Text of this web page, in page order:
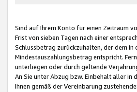
Sind auf Ihrem Konto für einen Zeitraum
Frist von sieben Tagen nach einer
Schlussbetrag zurückzuhalten, der dem
Mindestauszahlungsbetrag entspricht.
unterliegen oder durch geltende
An Sie unter Abzug bzw. Einbehalt aller
Ihnen gemäß der Vereinbarung